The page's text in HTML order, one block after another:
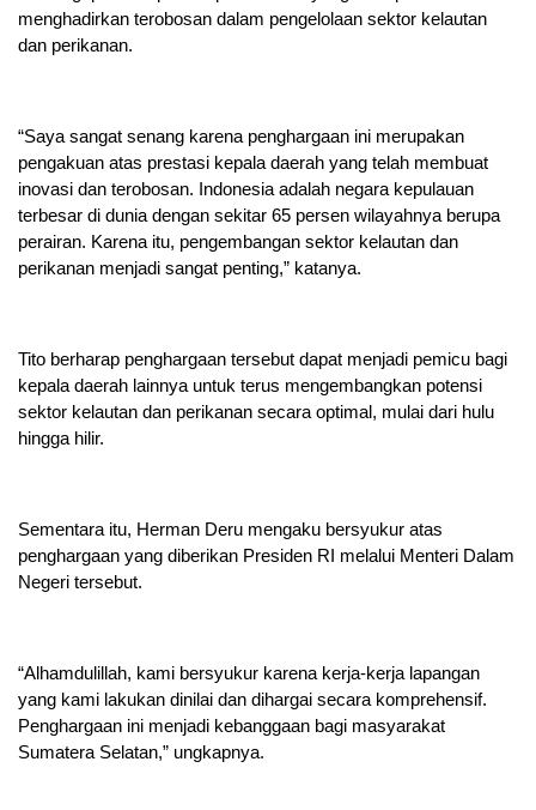
menghadirkan terobosan dalam pengelolaan sektor kelautan
dan perikanan.
“Saya sangat senang karena penghargaan ini merupakan
pengakuan atas prestasi kepala daerah yang telah membuat
inovasi dan terobosan. Indonesia adalah negara kepulauan
terbesar di dunia dengan sekitar 65 persen wilayahnya berupa
perairan. Karena itu, pengembangan sektor kelautan dan
perikanan menjadi sangat penting,” katanya.
Tito berharap penghargaan tersebut dapat menjadi pemicu bagi
kepala daerah lainnya untuk terus mengembangkan potensi
sektor kelautan dan perikanan secara optimal, mulai dari hulu
hingga hilir.
Sementara itu, Herman Deru mengaku bersyukur atas
penghargaan yang diberikan Presiden RI melalui Menteri Dalam
Negeri tersebut.
“Alhamdulillah, kami bersyukur karena kerja-kerja lapangan
yang kami lakukan dinilai dan dihargai secara komprehensif.
Penghargaan ini menjadi kebanggaan bagi masyarakat
Sumatera Selatan,” ungkapnya.